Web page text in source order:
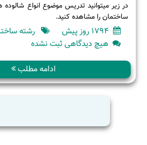
در زیر میتوانید تدریس موضوع انواع
ساختمان را مشاهده کنید.
1794 روز پیش
رشته
هیچ دیدگاهیبرای
شالوده
ها
ثبت نشده
ادامه مطلب